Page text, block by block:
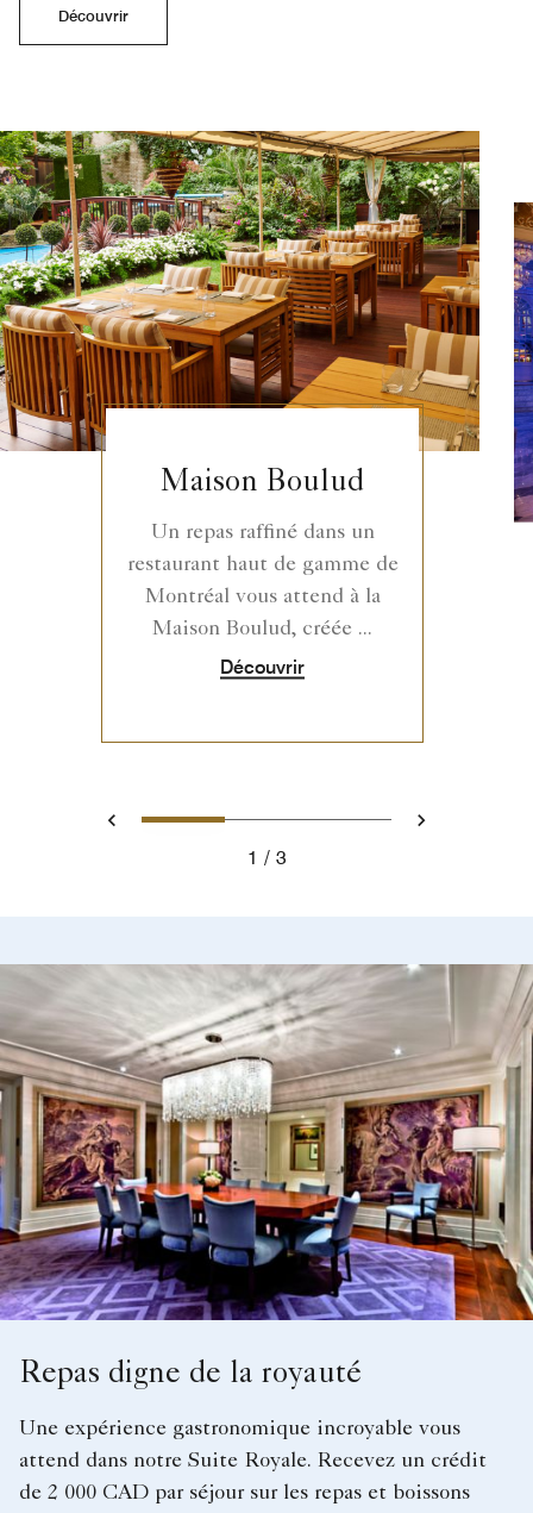
Découvrir
Maison Boulud
Un repas raffiné dans un
restaurant haut de gamme de
Montréal vous attend à la
Maison Boulud, créée ...
Découvrir
Préc.0 1 2 Suivant
1 3
Repas digne de la royauté
Une expérience gastronomique incroyable vous
attend dans notre Suite Royale. Recevez un crédit
de 2 000 CAD par séjour sur les repas et boissons